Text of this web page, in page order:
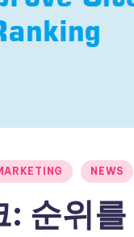
NEWS
: 순위